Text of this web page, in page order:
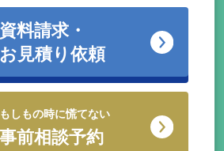
資料請求・
お見積り依頼
もしもの時に慌てない
事前相談予約